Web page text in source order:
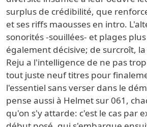
surplus de crédibilité, que
et ses riffs maousses en intro.
sonorités -souillées- et plages
également décisive; de surcroît,
Reju a l'intelligence de ne pas
tout juste neuf titres pour
l'essentiel sans verser dans le
pense aussi à Helmet sur 061,
qu'on s'y attarde: c'est le cas par